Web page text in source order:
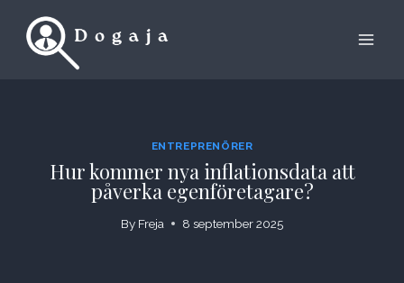
ENTREPRENÖRER
Hur kommer nya inflationsdata att
påverka egenföretagare?
By Freja 8 september 2025